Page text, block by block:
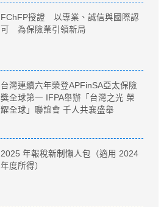
FChFP授證 以專業、誠信與國際認
可 為保險業引領新局
台灣連續六年榮登APFinSA亞太保險
獎全球第一 IFPA舉辦「台灣之光 榮
耀全球」聯誼會 千人共襄盛舉
2025 年報稅新制懶人包（適用 2024
年度所得）